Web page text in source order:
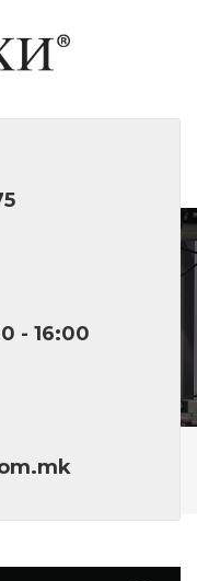
- 16:00
На Води